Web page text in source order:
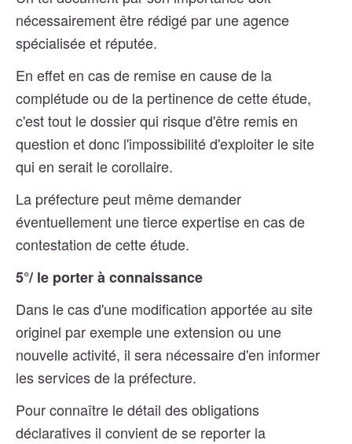
nécessairement être rédigé par une agence
spécialisée et réputée.
En effet en cas de remise en cause de la
complétude ou de la pertinence de cette étude,
c'est tout le dossier qui risque d'être remis en
question et donc l'impossibilité d'exploiter le site
qui en serait le corollaire.
La préfecture peut même demander
éventuellement une tierce expertise en cas de
contestation de cette étude.
5°/ le porter à connaissance
Dans le cas d'une modification apportée au site
originel par exemple une extension ou une
nouvelle activité, il sera nécessaire d'en informer
les services de la préfecture.
Pour connaître le détail des obligations
déclaratives il convient de se reporter la